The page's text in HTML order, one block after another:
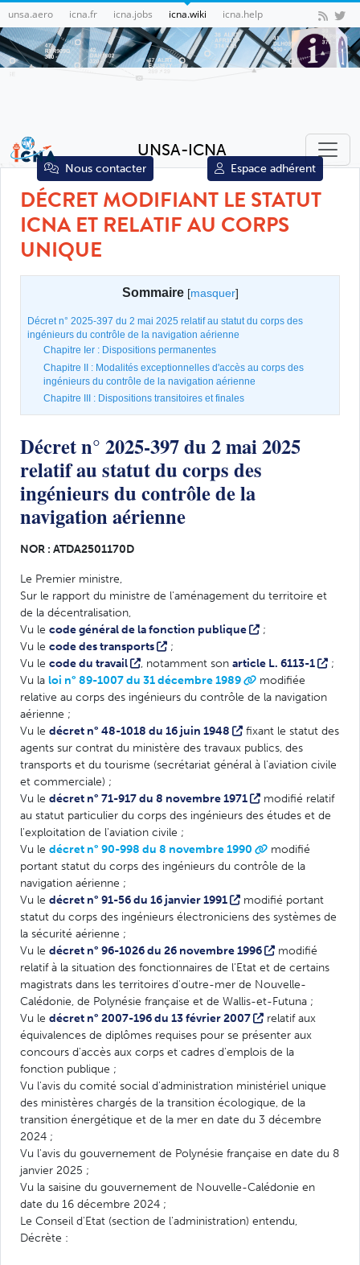
unsa.aero icna.fr icna.jobs icna.wiki icna.help
Nous contacter Espace adhérent
UNSA-ICNA
DÉCRET MODIFIANT LE STATUT
ICNA ET RELATIF AU CORPS
UNIQUE
Sommaire [masquer]
Décret n° 2025-397 du 2 mai 2025 relatif au statut du corps des
ingénieurs du contrôle de la navigation aérienne
Chapitre Ier : Dispositions permanentes
Chapitre II : Modalités exceptionnelles d'accès au corps des
ingénieurs du contrôle de la navigation aérienne
Chapitre III : Dispositions transitoires et finales
Décret n° 2025-397 du 2 mai 2025
relatif au statut du corps des
ingénieurs du contrôle de la
navigation aérienne
NOR : ATDA2501170D
Le Premier ministre,
Sur le rapport du ministre de l'aménagement du territoire et
de la décentralisation,
Vu le code général de la fonction publique
;
Vu le code des transports
;
Vu le code du travail , notamment son article L. 6113-1
;
Vu la loi n° 89-1007 du 31 décembre 1989
modifiée
relative au corps des ingénieurs du contrôle de la navigation
aérienne ;
Vu le décret n° 48-1018 du 16 juin 1948
fixant le statut des
agents sur contrat du ministère des travaux publics, des
transports et du tourisme (secrétariat général à l'aviation civile
et commerciale) ;
Vu le décret n° 71-917 du 8 novembre 1971
modifié relatif
au statut particulier du corps des ingénieurs des études et de
l'exploitation de l'aviation civile ;
Vu le décret n° 90-998 du 8 novembre 1990
modifié
portant statut du corps des ingénieurs du contrôle de la
navigation aérienne ;
Vu le décret n° 91-56 du 16 janvier 1991
modifié portant
statut du corps des ingénieurs électroniciens des systèmes de
la sécurité aérienne ;
Vu le décret n° 96-1026 du 26 novembre 1996
modifié
relatif à la situation des fonctionnaires de l'Etat et de certains
magistrats dans les territoires d'outre-mer de Nouvelle-
Calédonie, de Polynésie française et de Wallis-et-Futuna ;
Vu le décret n° 2007-196 du 13 février 2007
relatif aux
équivalences de diplômes requises pour se présenter aux
concours d'accès aux corps et cadres d'emplois de la
fonction publique ;
Vu l'avis du comité social d'administration ministériel unique
des ministères chargés de la transition écologique, de la
transition énergétique et de la mer en date du 3 décembre
2024 ;
Vu l'avis du gouvernement de Polynésie française en date du 8
janvier 2025 ;
Vu la saisine du gouvernement de Nouvelle-Calédonie en
date du 16 décembre 2024 ;
Le Conseil d'Etat (section de l'administration) entendu,
Décrète :